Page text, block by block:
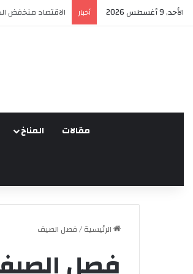
الأحد, 9 أغسطس 2026 أخبار العدالة البيئية
مقالات المناخ
الرئيسية/فصل الصيف